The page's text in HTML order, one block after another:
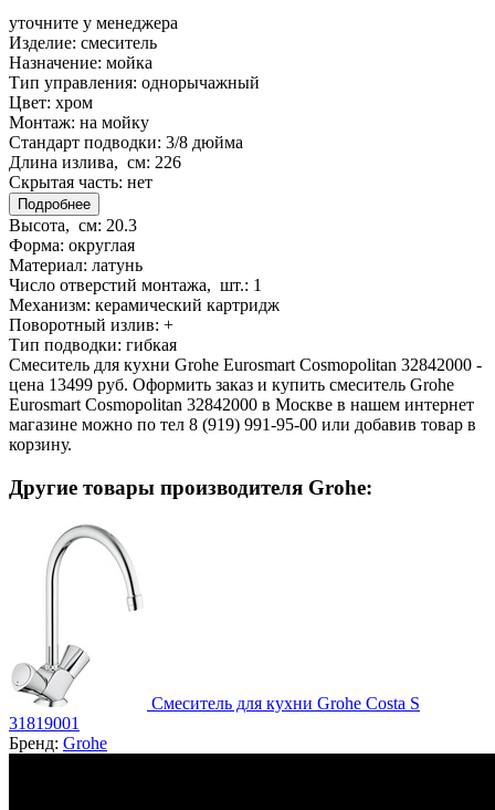
уточните у менеджера
Изделие: смеситель
Назначение: мойка
Тип управления: однорычажный
Цвет: хром
Монтаж: на мойку
Стандарт подводки: 3/8 дюйма
Длина излива, см: 226
Скрытая часть: нет
Подробнее
Высота, см: 20.3
Форма: округлая
Материал: латунь
Число отверстий монтажа, шт.: 1
Механизм: керамический картридж
Поворотный излив: +
Тип подводки: гибкая
Смеситель для кухни Grohe Eurosmart Cosmopolitan 32842000 -
цена 13499 руб. Оформить заказ и купить смеситель Grohe
Eurosmart Cosmopolitan 32842000 в Москве в нашем интернет
магазине можно по тел 8 (919) 991-95-00 или добавив товар в
корзину.
Другие товары производителя Grohe:
Смеситель для кухни Grohe Costa S
31819001
Бренд: Grohe